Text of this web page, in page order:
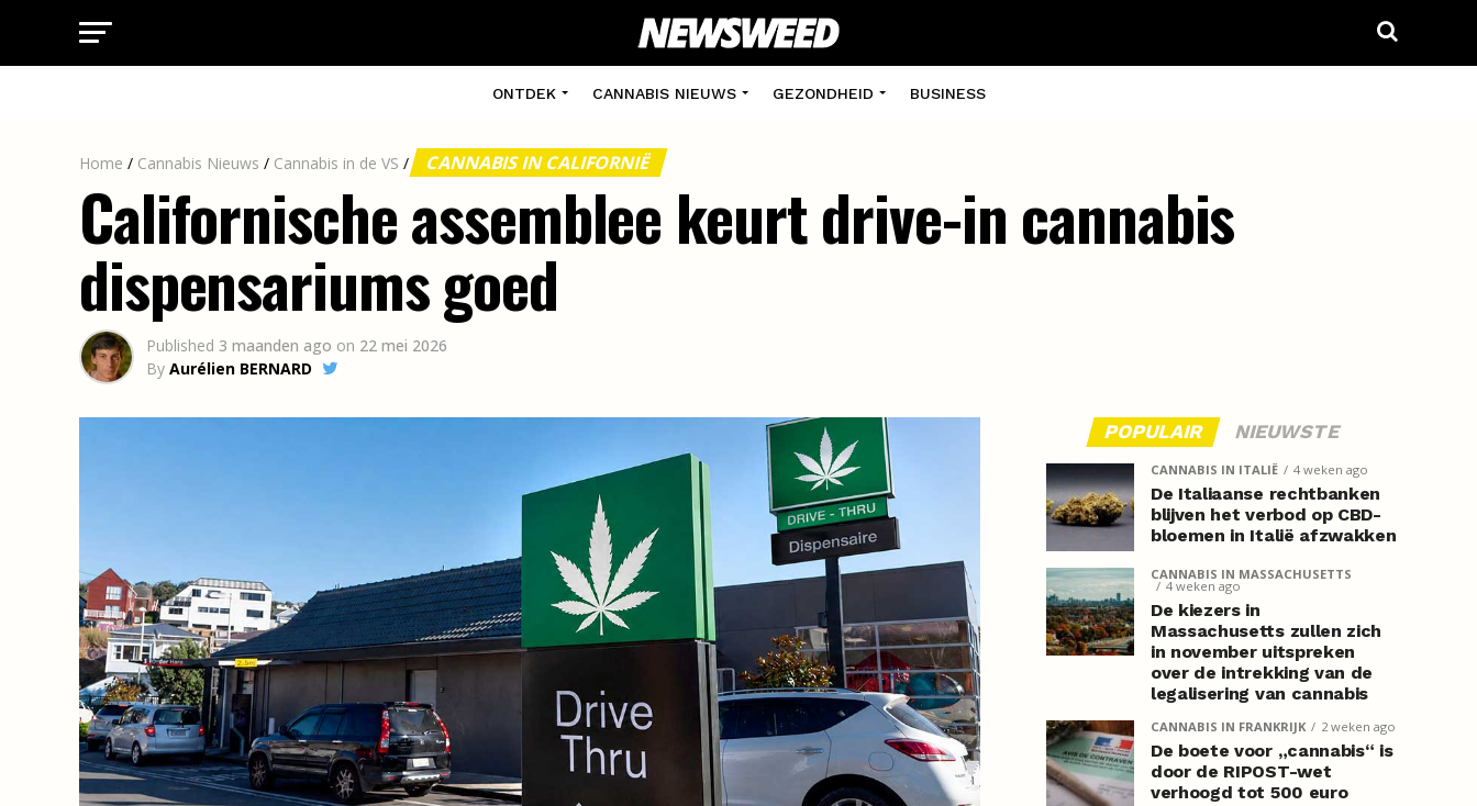
ONTDEK CANNABIS NIEUWS GEZONDHEID BUSINESS
Home / Cannabis Nieuws / Cannabis in de VS / CANNABIS IN CALIFORNIË
Californische assemblee keurt drive-in cannabis
dispensariums goed
Published 3 maanden ago on 22 mei 2026
By Aurélien BERNARD
POPULAIR NIEUWSTE
CANNABIS IN ITALIË 4 weken ago
De Italiaanse rechtbanken
blijven het verbod op CBD-
bloemen in Italië afzwakken
CANNABIS IN MASSACHUSETTS
4 weken ago
De kiezers in
Massachusetts zullen zich
in november uitspreken
over de intrekking van de
legalisering van cannabis
CANNABIS IN FRANKRIJK 2 weken ago
De boete voor „cannabis“ is
door de RIPOST-wet
verhoogd tot 500 euro